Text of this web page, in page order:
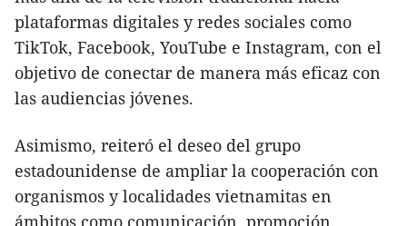
plataformas digitales y redes sociales como
TikTok, Facebook, YouTube e Instagram, con el
objetivo de conectar de manera más eficaz con
las audiencias jóvenes.
Asimismo, reiteró el deseo del grupo
estadounidense de ampliar la cooperación con
organismos y localidades vietnamitas en
ámbitos como comunicación, promoción